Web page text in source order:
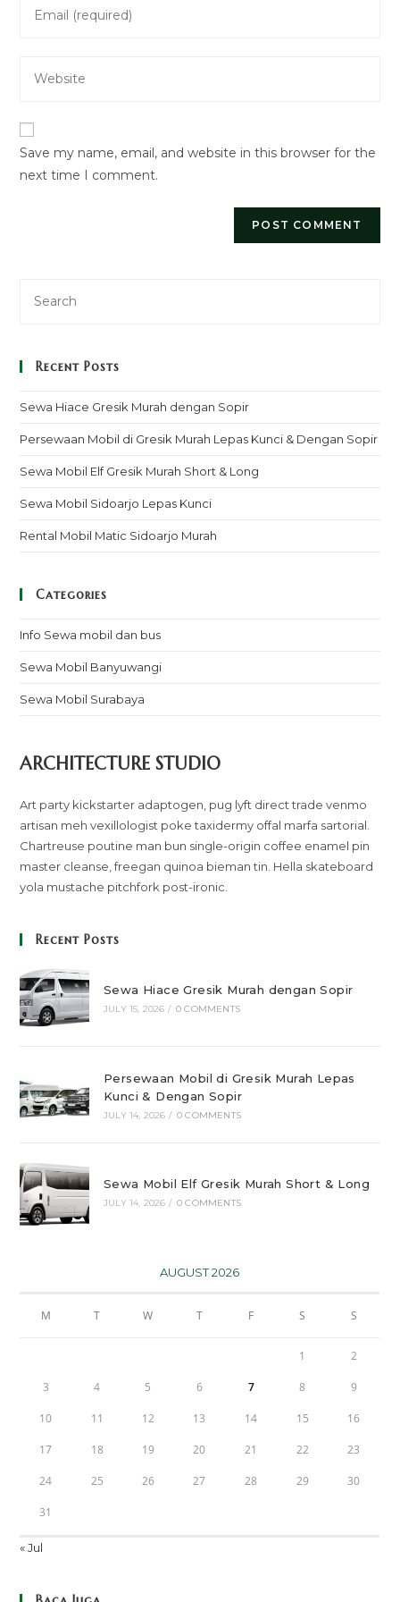
comment
your
your
URL
(optional)
Save my name, email, and website in this browser for the
next time I comment.
Recent Posts
Sewa Hiace Gresik Murah dengan Sopir
Persewaan Mobil di Gresik Murah Lepas Kunci & Dengan Sopir
Sewa Mobil Elf Gresik Murah Short & Long
Sewa Mobil Sidoarjo Lepas Kunci
Rental Mobil Matic Sidoarjo Murah
Categories
Info Sewa mobil dan bus
Sewa Mobil Banyuwangi
Sewa Mobil Surabaya
ARCHITECTURE STUDIO
Art party kickstarter adaptogen, pug lyft direct trade venmo
artisan meh vexillologist poke taxidermy offal marfa sartorial.
Chartreuse poutine man bun single-origin coffee enamel pin
master cleanse, freegan quinoa bieman tin. Hella skateboard
yola mustache pitchfork post-ironic.
Recent Posts
Sewa Hiace Gresik Murah dengan Sopir
JULY 15, 2026 / 0 COMMENTS
Persewaan Mobil di Gresik Murah Lepas
Kunci & Dengan Sopir
JULY 14, 2026 / 0 COMMENTS
Sewa Mobil Elf Gresik Murah Short & Long
JULY 14, 2026 / 0 COMMENTS
AUGUST 2026
M T W T F S S
1 2
3 4 5 6 7 8 9
10 11 12 13 14 15 16
17 18 19 20 21 22 23
24 25 26 27 28 29 30
31
« Jul